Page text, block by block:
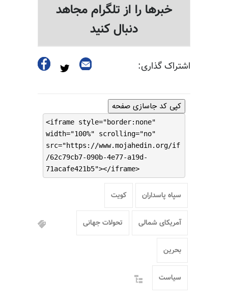
خبرها را از تلگرام مجاهد
دنبال کنید
اشتراک گذاری:
کپی کد جاسازی صفحه
<iframe style="border:none"
width="100%" scrolling="no"
src="https://www.mojahedin.org/if
/62c79cb7-090b-4e77-a19d-
71acafe421b5"></iframe>
سپاه پاسداران کویت
آمریکای شمالی تحولات جهانی
بحرین
سیاست